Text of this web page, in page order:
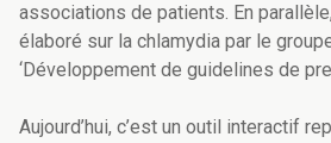
associations de patients. En
élaboré sur la chlamydia par le
‘Développement de guidelines de
Aujourd’hui, c’est un outil interactif